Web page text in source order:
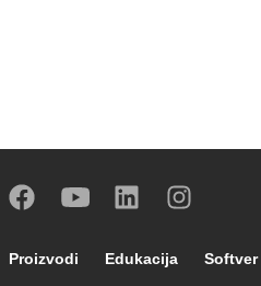
Footer main navigation
Proizvodi Edukacija Softver